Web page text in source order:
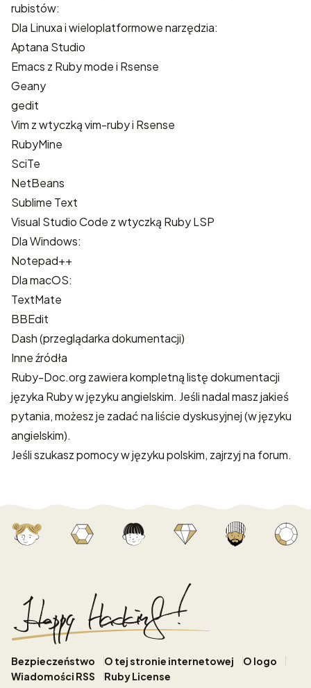
rubistów:
Dla Linuxa i wieloplatformowe narzędzia:
Aptana Studio
Emacs z Ruby modei Rsense
Geany
gedit
Vim z wtyczkąvim-rubyi Rsense
RubyMine
SciTe
NetBeans
Sublime Text
Visual Studio Code z wtyczką Ruby LSP
Dla Windows:
Notepad++
Dla macOS:
TextMate
BBEdit
Dash(przeglądarka dokumentacji)
Inne źródła
Ruby-Doc.org zawiera kompletną listę dokumentacji
języka Ruby w języku angielskim. Jeśli nadal masz jakieś
pytania, możesz je zadać naliście dyskusyjnej(w języku
angielskim).
Jeśli szukasz pomocy w języku polskim, zajrzyj na forum.
Bezpieczeństwo O tej stronie internetowej
O logo
Wiadomości RSS
Ruby License